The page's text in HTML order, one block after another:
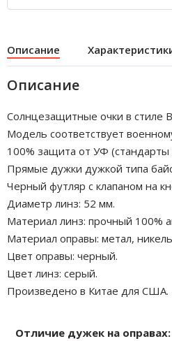
Описание
Описание
Солнцезащитные очки в стиле
Модель соответствует
100% защита от УФ (стандарты
Прямые дужки дужкой типа
Черный футляр с клапаном на
Диаметр линз: 52 мм.
Материал линз: прочный 100%
Материал оправы: метал,
Цвет оправы: черный.
Цвет линз: серый.
Произведено в Китае для США.
Отличие дужек на оправах: